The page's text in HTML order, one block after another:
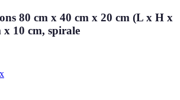
80 cm x 40 cm x 20 cm (L x H x
x 10 cm, spirale